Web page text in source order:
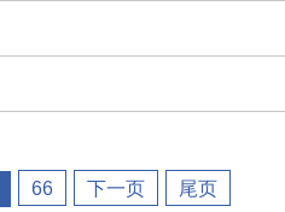
66 下一页 尾页